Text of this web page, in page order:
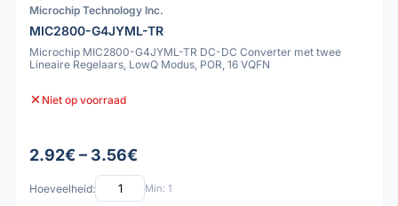
Microchip Technology Inc.
MIC2800-G4JYML-TR
Microchip MIC2800-G4JYML-TR DC-DC Converter met twee
Lineaire Regelaars, LowQ Modus, POR, 16 VQFN
Niet op voorraad
2.92€ – 3.56€
Hoeveelheid: Min: 1